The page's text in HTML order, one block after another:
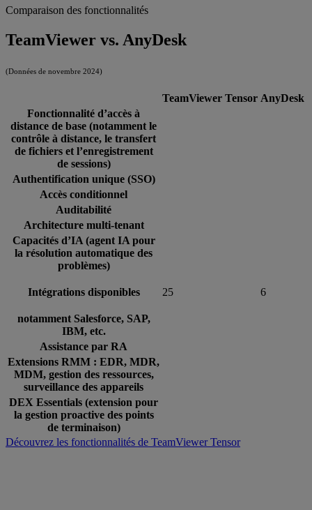
Comparaison des fonctionnalités
TeamViewer vs. AnyDesk
(Données de novembre 2024)
TeamViewer Tensor AnyDesk
Fonctionnalité d’accès à
distance de base (notamment le
contrôle à distance, le transfert
de fichiers et l’enregistrement
de sessions)
Authentification unique (SSO)
Accès conditionnel
Auditabilité
Architecture multi-tenant
Capacités d’IA (agent IA pour
la résolution automatique des
problèmes)
Intégrations disponibles 25 6
notamment Salesforce, SAP,
IBM, etc.
Assistance par RA
Extensions RMM : EDR, MDR,
MDM, gestion des ressources,
surveillance des appareils
DEX Essentials (extension pour
la gestion proactive des points
de terminaison)
Découvrez les fonctionnalités de TeamViewer Tensor